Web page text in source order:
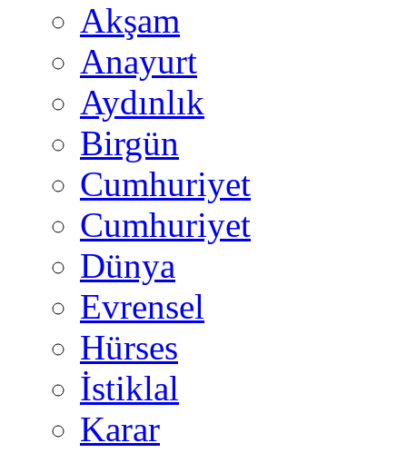
Akşam
Anayurt
Aydınlık
Birgün
Cumhuriyet
Cumhuriyet
Dünya
Evrensel
Hürses
İstiklal
Karar